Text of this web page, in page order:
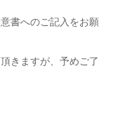
書へのご記入をお願
きますが、予めご了